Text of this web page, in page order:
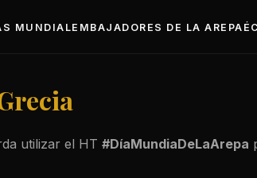
MUNDIALEMBAJADORES DE LA AREPA
utilizar el HT #DíaMundiaDeLaArepa